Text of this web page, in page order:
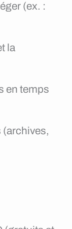
(ex. :
la
en temps
(archives,